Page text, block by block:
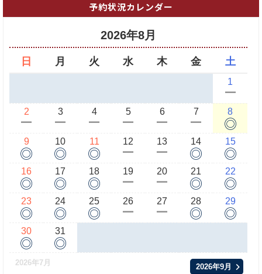
予約状況カレンダー
2026年8月
日 月 火 水 木 金 土
1
ー
2
ー
3
ー
4
ー
5
ー
6
ー
7
ー
8
◎
9
◎
10
◎
11
◎
12
ー
13
ー
14
◎
15
◎
16
◎
17
◎
18
◎
19
ー
20
ー
21
◎
22
◎
23
◎
24
◎
25
◎
26
ー
27
ー
28
◎
29
◎
30
◎
31
◎
2026年7月 2026年9月